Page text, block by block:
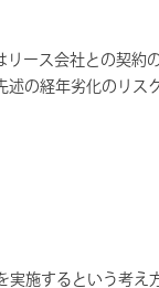
ース会社との契約
述の経年劣化のリス
実施するという考え